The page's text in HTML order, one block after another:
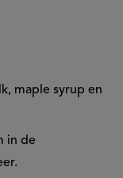
maple syrup en
in de